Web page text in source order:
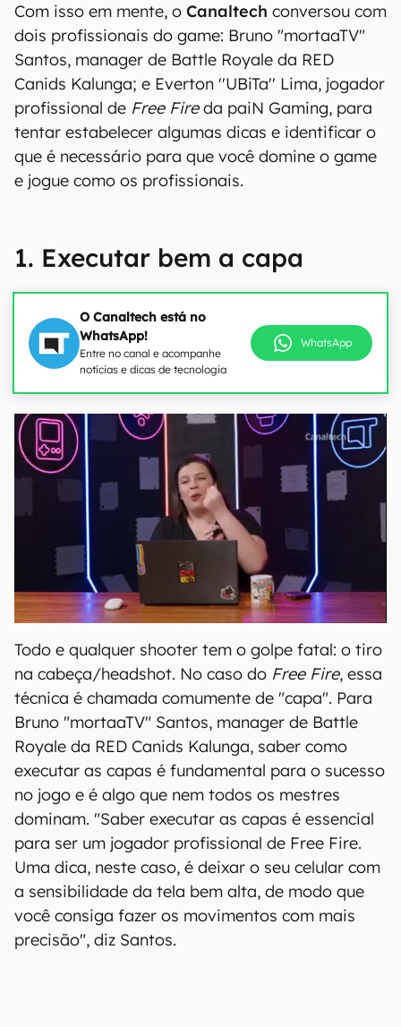
Com isso em mente, o Canaltech conversou com
dois profissionais do game: Bruno "mortaaTV"
Santos, manager de Battle Royale da RED
Canids Kalunga; e Everton ''UBiTa'' Lima, jogador
profissional de Free Fireda paiN Gaming, para
tentar estabelecer algumas dicas e identificar o
que é necessário para que você domine o game
e jogue como os profissionais.
1. Executar bem a capa
O Canaltech está no
WhatsApp!
Entre no canal e acompanhe
notícias e dicas de tecnologia
WhatsApp
Todo e qualquer shooter tem o golpe fatal: o tiro
na cabeça/headshot. No caso do Free Fire, essa
técnica é chamada comumente de "capa". Para
Bruno "mortaaTV" Santos, manager de Battle
Royale da RED Canids Kalunga, saber como
executar as capas é fundamental para o sucesso
no jogo e é algo que nem todos os mestres
dominam. "Saber executar as capas é essencial
para ser um jogador profissional de Free Fire.
Uma dica, neste caso, é deixar o seu celular com
a sensibilidade da tela bem alta, de modo que
você consiga fazer os movimentos com mais
precisão", diz Santos.